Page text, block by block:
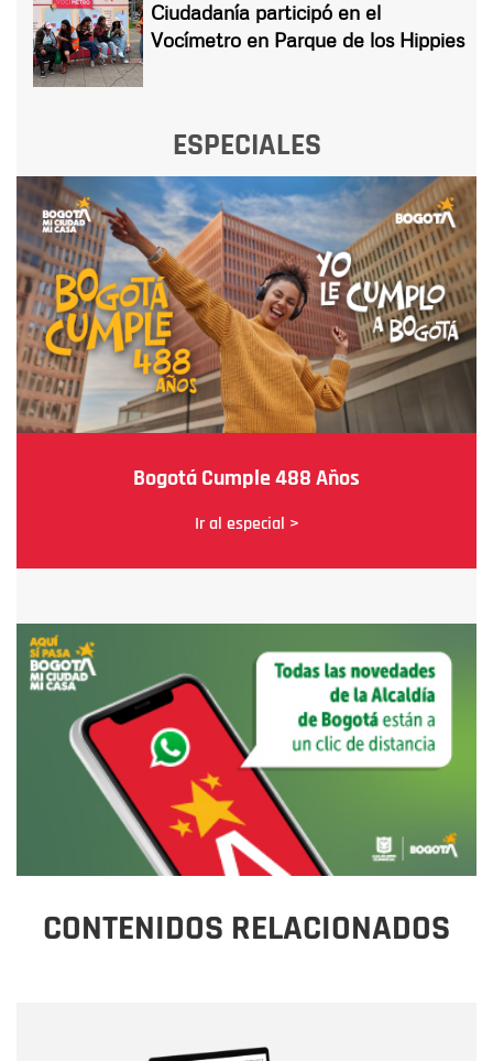
Ciudadanía participó en el
Vocímetro en Parque de los Hippies
ESPECIALES
Bogotá Cumple 488 Años
Ir al especial >
CONTENIDOS RELACIONADOS